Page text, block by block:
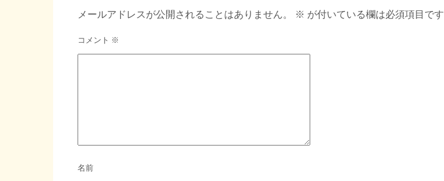
メールアドレスが公開されることはありません。 ※ が付いている欄は必須項目です
コメント ※
名前